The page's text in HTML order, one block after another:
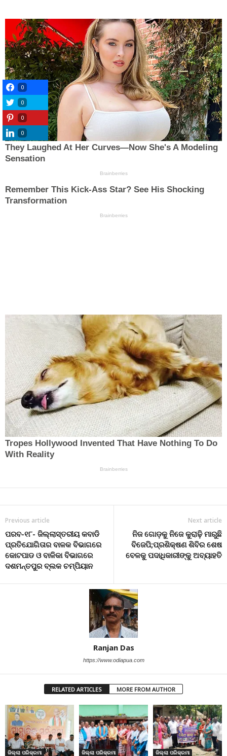
Previous article
ପରବ-୧୮- ଜିଲ୍ଲାସ୍ତରୀୟ କବାଡି
ପ୍ରତିଯୋଗିତାର ବାଳକ ବିଭାଗରେ
କୋଟପାଡ ଓ ବାଳିକା ବିଭାଗରେ
ଦଶମନ୍ତପୁର ବ୍ଲକ ଚମ୍ପିୟାନ
Next article
ନିଜ ଗୋଡ଼କୁ ନିଜେ କୁରାଢ଼ି ମାରୁଛି
ବିଜେପି;ପ୍ରଶିକ୍ଷଣ ଶିବିର ଶେଷ
ବେଳକୁ ପଦାଧିକାରୀଙ୍କୁ ଅବ୍ୟାହତି
Ranjan Das
https://www.odiapua.com
RELATED ARTICLES MORE FROM AUTHOR
ଜିଲ୍ଲା ପରିକ୍ରମା ଜିଲ୍ଲା ପରିକ୍ରମା ଜିଲ୍ଲା ପରିକ୍ରମା
0
0
0
0